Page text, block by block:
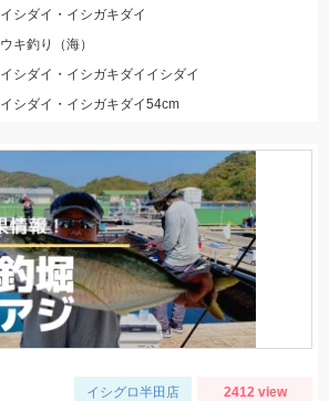
イシダイ・イシガキダイ
ウキ釣り（海）
イシダイ・イシガキダイイシダイ
イシダイ・イシガキダイ54cm
イシグロ半田店 2412 view